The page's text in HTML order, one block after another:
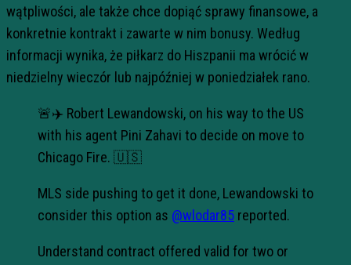
wątpliwości, ale także chce dopiąć sprawy finansowe, a
konkretnie kontrakt i zawarte w nim bonusy. Według
informacji wynika, że piłkarz do Hiszpanii ma wrócić w
niedzielny wieczór lub najpóźniej w poniedziałek rano.
🚨✈️ Robert Lewandowski, on his way to the US
with his agent Pini Zahavi to decide on move to
Chicago Fire. 🇺🇸
MLS side pushing to get it done, Lewandowski to
consider this option as @wlodar85 reported.
Understand contract offered valid for two or